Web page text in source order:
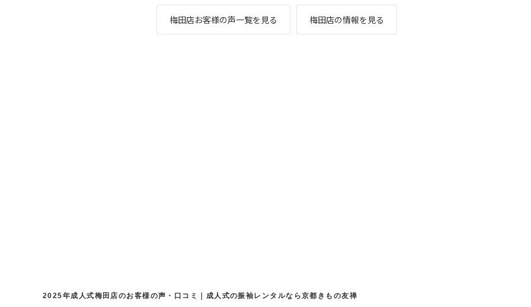
梅田店お客様の声一覧を見る 梅田店の情報を見る
2025年成人式梅田店のお客様の声・口コミ｜成人式の振袖レンタルなら京都きもの友禅